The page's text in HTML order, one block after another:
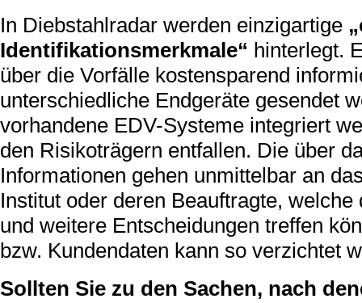
In Diebstahlradar werden einzigartige
Identifikationsmerkmale“ hinterlegt.
über die Vorfälle kostensparend
unterschiedliche Endgeräte gesendet
vorhandene EDV-Systeme integriert
den Risikoträgern entfallen. Die über
Informationen gehen unmittelbar an
Institut oder deren Beauftragte,
und weitere Entscheidungen treffen
bzw. Kundendaten kann so verzichtet
Sollten Sie zu den Sachen, nach